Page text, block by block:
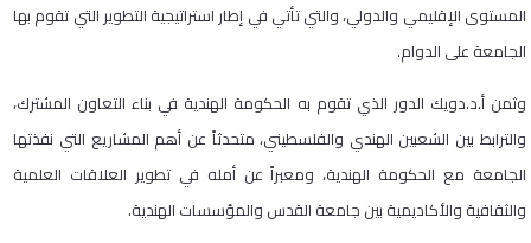
المستوى الإقليمي والدولي، والتي تأتي في إطار استراتيجية التطوير التي تقوم بها
الجامعة على الدوام.
وثمن أ.د.دويك الدور الذي تقوم به الحكومة الهندية في بناء التعاون المشترك،
والترابط بين الشعبين الهندي والفلسطيني، متحدثاً عن أهم المشاريع التي نفذتها
الجامعة مع الحكومة الهندية، ومعبراً عن أمله في تطوير العلاقات العلمية
والثقافية والأكاديمية بين جامعة القدس والمؤسسات الهندية.